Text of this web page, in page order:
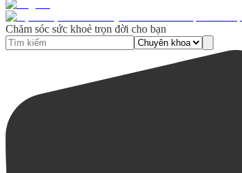
Chăm sóc sức khoẻ trọn đời cho bạn